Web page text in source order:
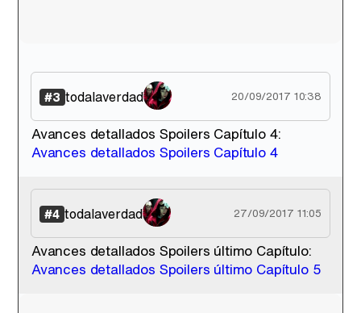
#3 todalaverdad 20/09/2017 10:38
Avances detallados Spoilers Capítulo 4:
Avances detallados Spoilers Capítulo 4
#4 todalaverdad 27/09/2017 11:05
Avances detallados Spoilers último Capítulo:
Avances detallados Spoilers último Capítulo 5